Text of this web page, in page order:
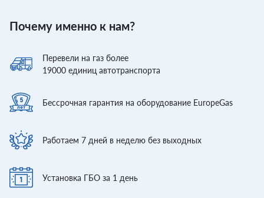
Почему именно к нам?
Перевели на газ более
19000 единиц автотранспорта
Бессрочная гарантия на оборудование EuropeGas
Работаем 7 дней в неделю без выходных
Установка ГБО за 1 день